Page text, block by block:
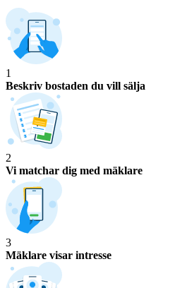
1
Beskriv bostaden du vill sälja
2
Vi matchar dig med mäklare
3
Mäklare visar intresse